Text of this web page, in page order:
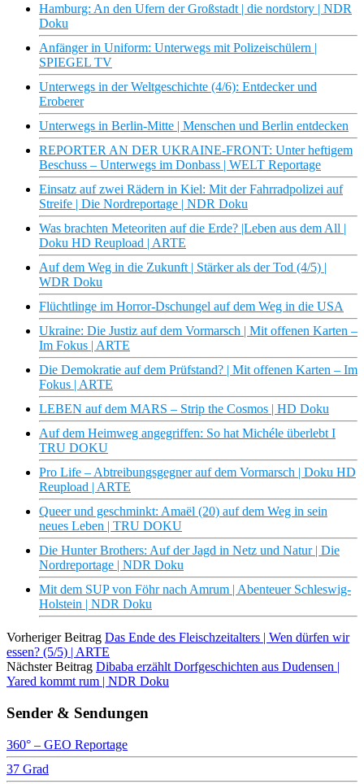
Hamburg: An den Ufern der Großstadt | die nordstory | NDR
Doku
Anfänger in Uniform: Unterwegs mit Polizeischülern |
SPIEGEL TV
Unterwegs in der Weltgeschichte (4/6): Entdecker und
Eroberer
Unterwegs in Berlin-Mitte | Menschen und Berlin entdecken
REPORTER AN DER UKRAINE-FRONT: Unter heftigem
Beschuss – Unterwegs im Donbass | WELT Reportage
Einsatz auf zwei Rädern in Kiel: Mit der Fahrradpolizei auf
Streife | Die Nordreportage | NDR Doku
Was brachten Meteoriten auf die Erde? |Leben aus dem All |
Doku HD Reupload | ARTE
Auf dem Weg in die Zukunft | Stärker als der Tod (4/5) |
WDR Doku
Flüchtlinge im Horror-Dschungel auf dem Weg in die USA
Ukraine: Die Justiz auf dem Vormarsch | Mit offenen Karten –
Im Fokus | ARTE
Die Demokratie auf dem Prüfstand? | Mit offenen Karten – Im
Fokus | ARTE
LEBEN auf dem MARS – Strip the Cosmos | HD Doku
Auf dem Heimweg angegriffen: So hat Michéle überlebt I
TRU DOKU
Pro Life – Abtreibungsgegner auf dem Vormarsch | Doku HD
Reupload | ARTE
Queer und geschminkt: Amaël (20) auf dem Weg in sein
neues Leben | TRU DOKU
Die Hunter Brothers: Auf der Jagd in Netz und Natur | Die
Nordreportage | NDR Doku
Mit dem SUP von Föhr nach Amrum | Abenteuer Schleswig-
Holstein | NDR Doku
Vorheriger Beitrag Das Ende des Fleischzeitalters | Wen dürfen wir
essen? (5/5) | ARTE
Nächster Beitrag Dibaba erzählt Dorfgeschichten aus Dudensen |
Yared kommt rum | NDR Doku
Sender & Sendungen
360° – GEO Reportage
37 Grad